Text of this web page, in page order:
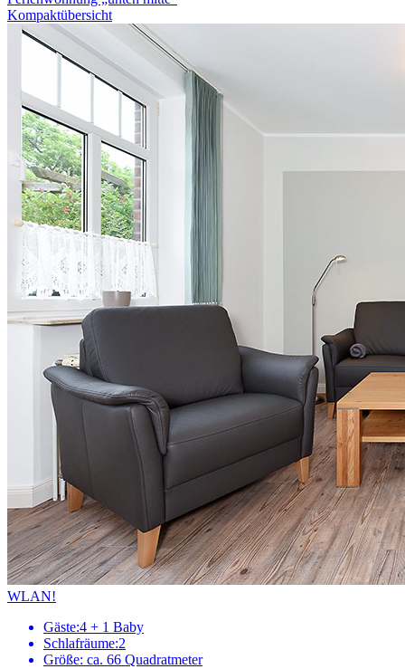
Kompaktübersicht
WLAN!
Gäste:4 + 1 Baby
Schlafräume:2
Größe: ca. 66 Quadratmeter